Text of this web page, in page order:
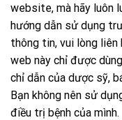
website, mà hãy luôn
hướng dẫn sử dụng
thông tin, vui lòng liên
web này chỉ được
chỉ dẫn của dược sỹ,
Bạn không nên sử
điều trị bệnh của